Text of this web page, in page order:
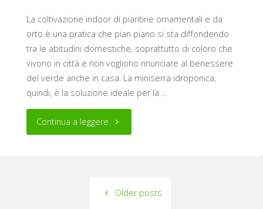
La coltivazione indoor di piantine ornamentali e da
orto è una pratica che pian piano si sta diffondendo
tra le abitudini domestiche, soprattutto di coloro che
vivono in città e non vogliono rinunciare al benessere
del verde anche in casa. La miniserra idroponica,
quindi, è la soluzione ideale per la …
Continua a leggere "Fibra
cos’è
Older posts